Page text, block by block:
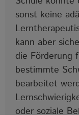
sonst keine
kann aber
die Förderung
bestimmte
bearbeitet
oder soziale